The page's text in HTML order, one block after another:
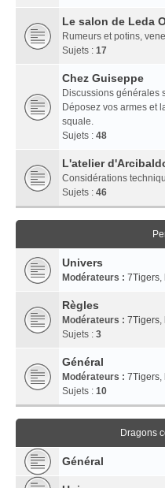
Le salon de Leda
Rumeurs et potins,
Sujets : 17
Chez Guiseppe
Discussions générales
Déposez vos armes et
squale.
Sujets : 48
L'atelier
Considérations
Sujets : 46
Univers
Modérateurs : 7Tigers,
Règles
Modérateurs : 7Tigers,
Sujets : 3
Général
Modérateurs : 7Tigers,
Sujets : 10
Dragons
Général